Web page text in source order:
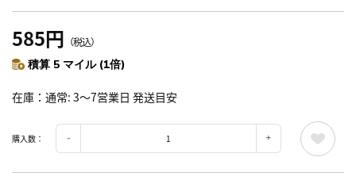
585円 （税込）
積算 5 マイル (1倍)
在庫 通常: 3～7営業日 発送目安
購入数：